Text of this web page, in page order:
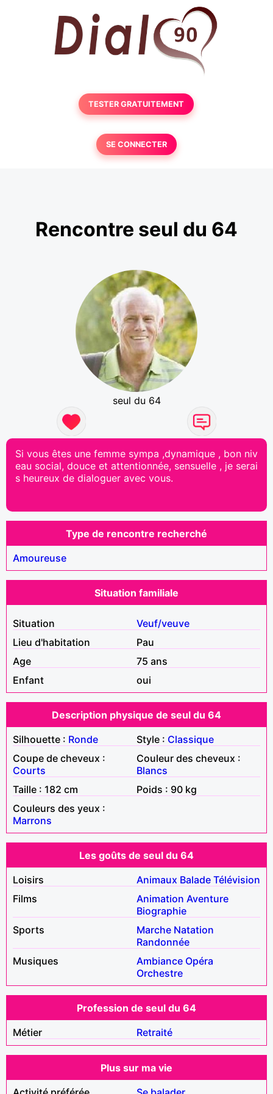
TESTER GRATUITEMENT
SE CONNECTER
Rencontre seul du 64
seul du 64
Si vous êtes une femme sympa ,dynamique , bon niv
eau social, douce et attentionnée, sensuelle , je serai
s heureux de dialoguer avec vous.
Type de rencontre recherché
Amoureuse
Situation familiale
Situation
Veuf/veuve
Lieu d'habitation
Pau
Age
75 ans
Enfant
oui
Description physique de seul du 64
Silhouette : Ronde Style : Classique
Coupe de cheveux :
Courts
Couleur des cheveux :
Blancs
Taille : 182 cm
Poids : 90 kg
Couleurs des yeux :
Marrons
Les goûts de seul du 64
Loisirs
Animaux Balade Télévision
Films
Animation Aventure
Biographie
Sports
Marche Natation
Randonnée
Musiques
Ambiance Opéra
Orchestre
Profession de seul du 64
Métier
Retraité
Plus sur ma vie